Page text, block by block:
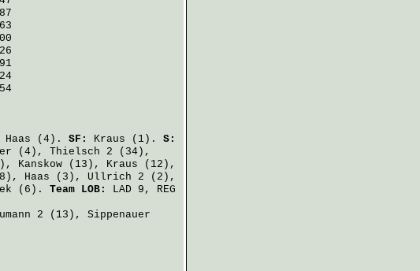
Haas (4). SF: Kraus (1). S:
(4), Thielsch 2 (34),
Kanskow (13), Kraus (12),
Haas (3), Ullrich 2 (2),
(6). Team LOB:
LAD 9, REG
2 (13), Sippenauer